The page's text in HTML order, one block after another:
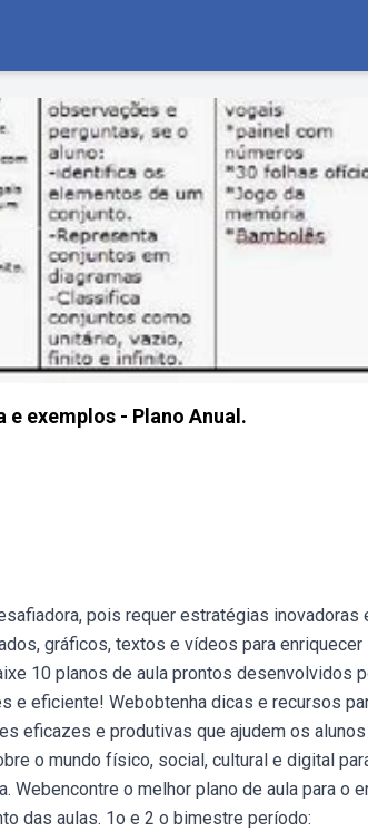
e exemplos - Plano Anual.
pois requer estratégias inovadoras
gráficos, textos e vídeos para enriquecer
10 planos de aula prontos desenvolvidos
e eficiente! Webobtenha dicas e recursos
eficazes e produtivas que ajudem os
o mundo físico, social, cultural e digital
Webencontre o melhor plano de aula para o
das aulas. 1o e 2 o bimestre período: